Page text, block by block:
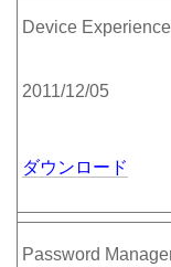
Device
2011/12/05
ダウンロード
Password